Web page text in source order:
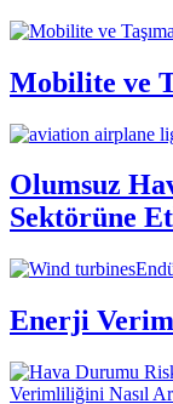
Mobilite ve
Olumsuz
Sektörüne
Enerji